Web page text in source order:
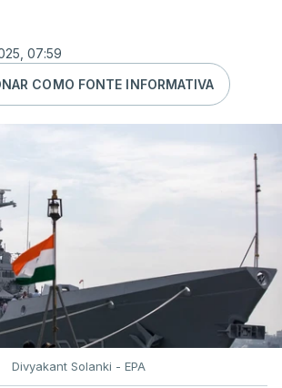
07:59
COMO FONTE INFORMATIVA
Divyakant Solanki - EPA